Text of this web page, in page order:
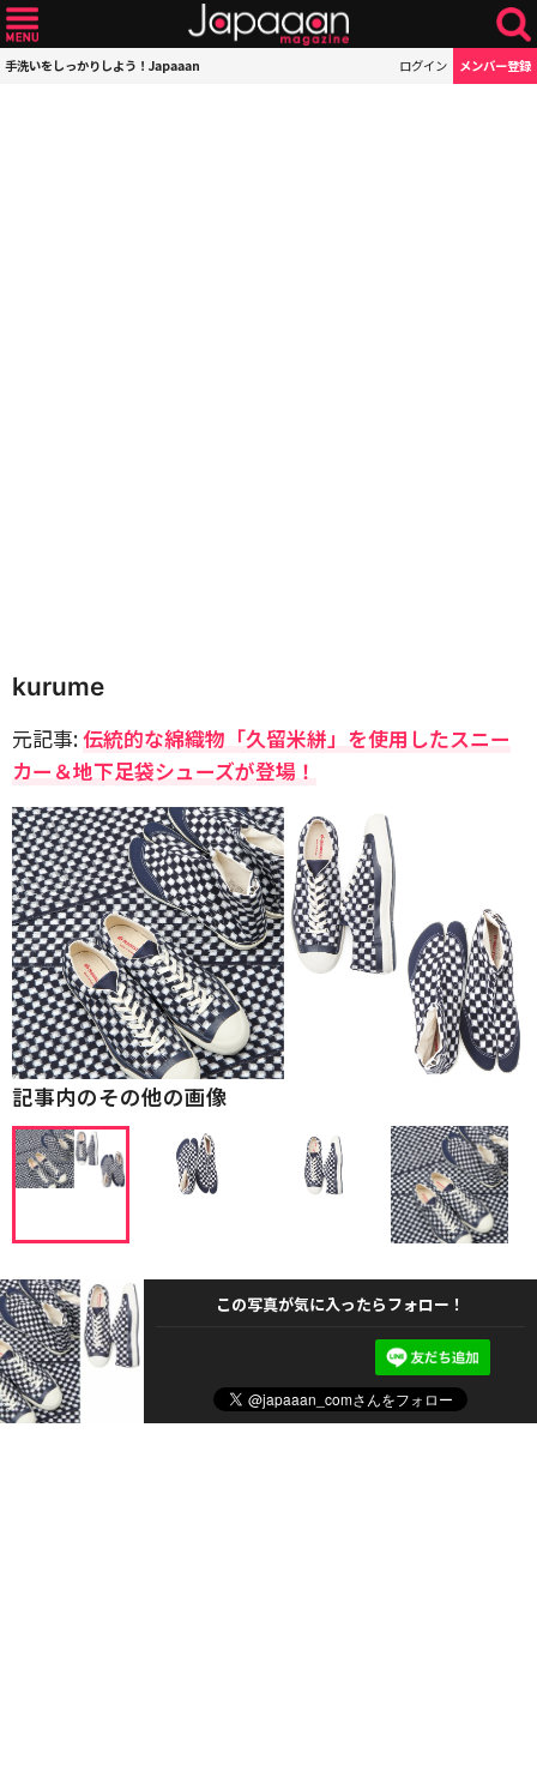
手洗いをしっかりしよう！Japaaan ログイン メンバー登録
kurume
元記事:伝統的な綿織物「久留米絣」を使用したスニー
カー＆地下足袋シューズが登場！
記事内のその他の画像
この写真が気に入ったらフォロー！